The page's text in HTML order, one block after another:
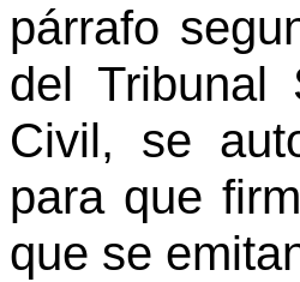
párrafo
del Tribunal
Civil, se
para que
que se